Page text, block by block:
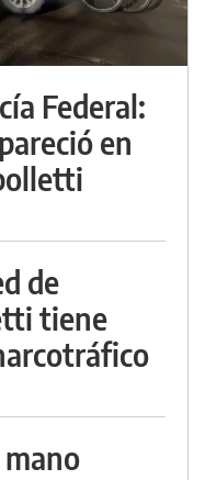
Federal:
en
de
tiene